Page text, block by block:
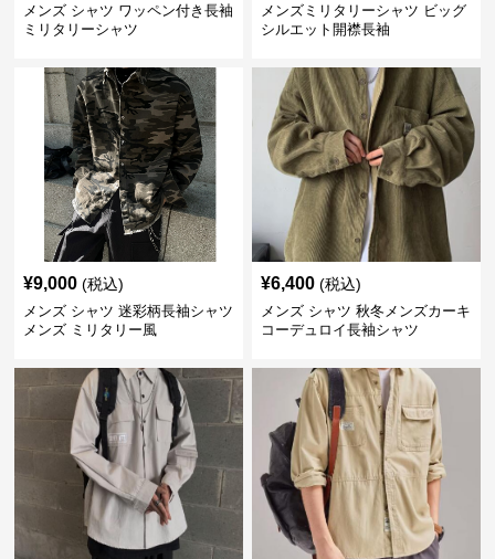
メンズ シャツ ワッペン付き長袖
ミリタリーシャツ
メンズミリタリーシャツ ビッグ
シルエット開襟長袖
¥9,000 (税込)
メンズ シャツ 迷彩柄長袖シャツ
メンズ ミリタリー風
¥6,400 (税込)
メンズ シャツ 秋冬メンズカーキ
コーデュロイ長袖シャツ